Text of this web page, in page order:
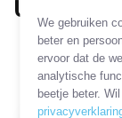
We gebruiken
beter en
ervoor dat de
analytische
beetje beter.
USB-C -
21